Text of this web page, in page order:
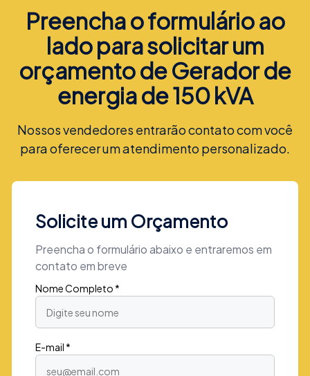
Preencha o formulário ao
lado para solicitar um
orçamento de Gerador de
energia de 150 kVA
Nossos vendedores entrarão contato com você
para oferecer um atendimento personalizado.
Solicite um Orçamento
Preencha o formulário abaixo e entraremos em
contato em breve
Nome Completo *
E-mail *